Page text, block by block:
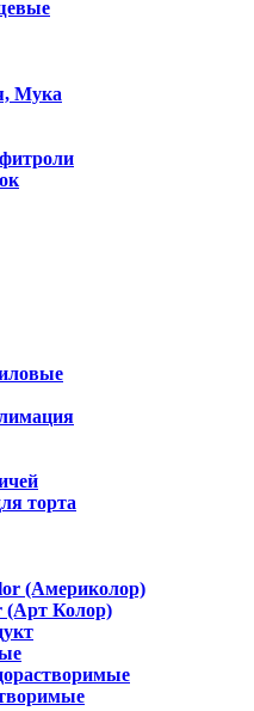
Мука
торта
(Америколор)
(Арт Колор)